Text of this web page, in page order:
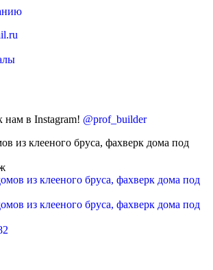
нам в Instagram! @prof_builder
из клееного бруса, фахверк дома под